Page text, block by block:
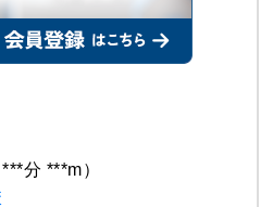
***分 ***m）